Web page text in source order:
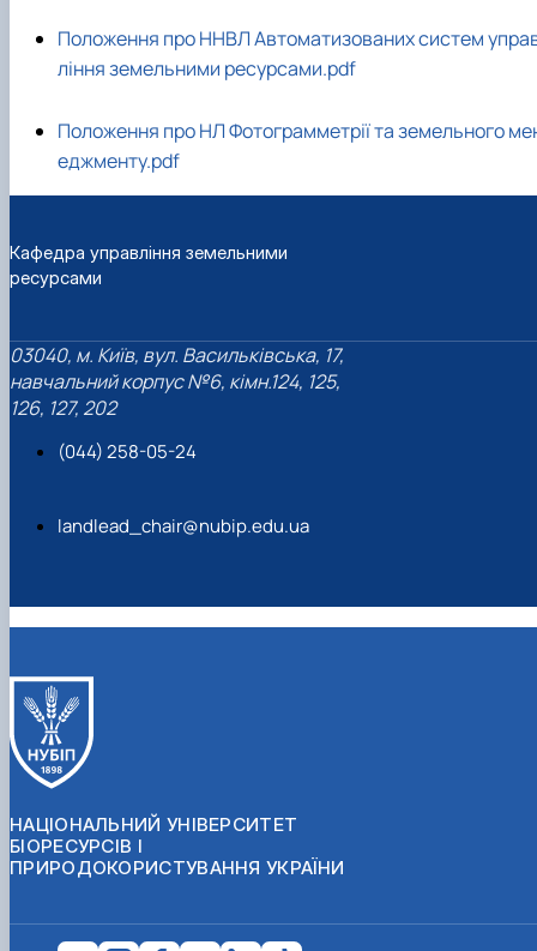
Положення про ННВЛ Автоматизованих систем
ління земельними ресурсами.pdf
Положення про НЛ Фотограмметрії та земельного
еджменту.pdf
Кафедра управління земельними
ресурсами
03040, м. Київ, вул. Васильківська, 17,
навчальний корпус №6, кімн.124, 125,
126, 127, 202
(044) 258-05-24
landlead_chair@nubip.edu.ua
НАЦІОНАЛЬНИЙ УНІВЕРСИТЕТ
БІОРЕСУРСІВ І
ПРИРОДОКОРИСТУВАННЯ УКРАЇНИ